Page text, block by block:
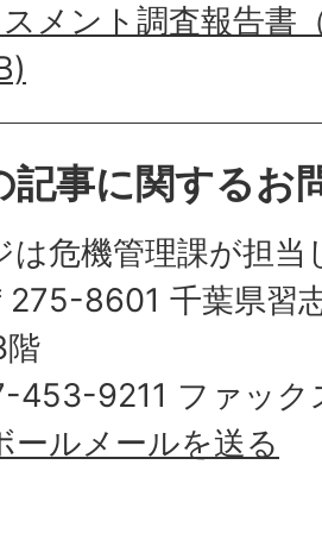
メント調査報告書
記事に関するお
は危機管理課が担当
275-8601 千葉県習
階
453-9211 ファッ
ールメールを送る